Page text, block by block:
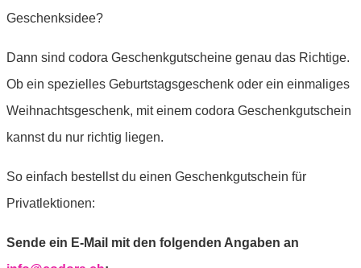
Geschenksidee?
Dann sind codora Geschenkgutscheine genau das Richtige.
Ob ein spezielles Geburtstagsgeschenk oder ein einmaliges
Weihnachtsgeschenk, mit einem codora Geschenkgutschein
kannst du nur richtig liegen.
So einfach bestellst du einen Geschenkgutschein für
Privatlektionen:
Sende ein E-Mail mit den folgenden Angaben an